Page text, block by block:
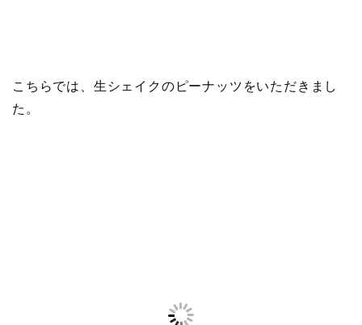
こちらでは、生シェイクのピーナッツをいただきまし
た。